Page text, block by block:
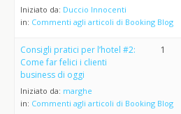
Iniziato da: Duccio Innocenti
in: Commenti agli articoli di Booking Blog
Consigli pratici per l’hotel #2:
Come far felici i clienti
business di oggi
Iniziato da: marghe
in: Commenti agli articoli di Booking Blog
1